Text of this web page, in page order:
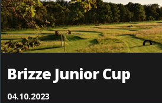
Brizze Junior Cup
04.10.2023